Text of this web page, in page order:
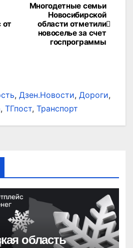
Многодетные семьи
Новосибирской
области отметили
новоселье за счет
госпрограммы
от
, Дзен.Новости, Дороги,
, ТГпост, Транспорт
область